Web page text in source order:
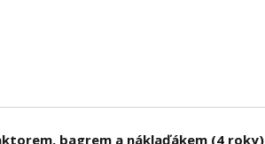
bagrem a náklaďákem (4 roky)